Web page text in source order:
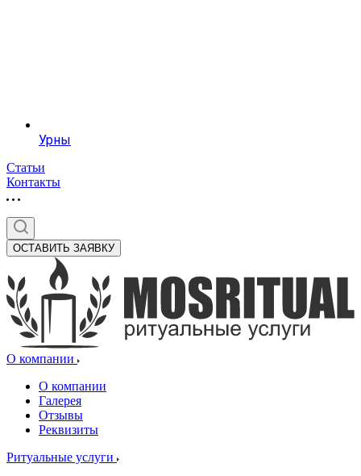
Урны
Статьи
Контакты
ОСТАВИТЬ ЗАЯВКУ
О компании
О компании
Галерея
Отзывы
Реквизиты
Ритуальные услуги